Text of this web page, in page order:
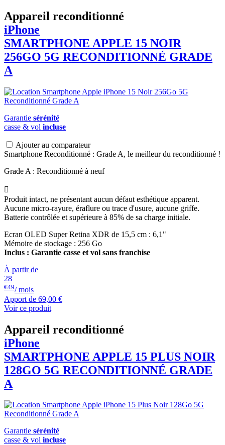
Appareil reconditionné
iPhone
SMARTPHONE APPLE 15 NOIR
256GO 5G RECONDITIONNÉ GRADE
A
Garantie sérénité
casse & vol incluse
Ajouter au comparateur
Smartphone Reconditionné : Grade A, le meilleur du reconditionné !
Grade A : Reconditionné à neuf

Produit intact, ne présentant aucun défaut esthétique apparent.
Aucune micro-rayure, éraflure ou trace d'usure, aucune griffe.
Batterie contrôlée et supérieure à 85% de sa charge initiale.
Ecran OLED Super Retina XDR de 15,5 cm : 6,1"
Mémoire de stockage : 256 Go
Inclus : Garantie casse et vol sans franchise
À partir de
28
€49/ mois
Apport de 69,00 €
Voir ce produit
Appareil reconditionné
iPhone
SMARTPHONE APPLE 15 PLUS NOIR
128GO 5G RECONDITIONNÉ GRADE
A
Garantie sérénité
casse & vol incluse